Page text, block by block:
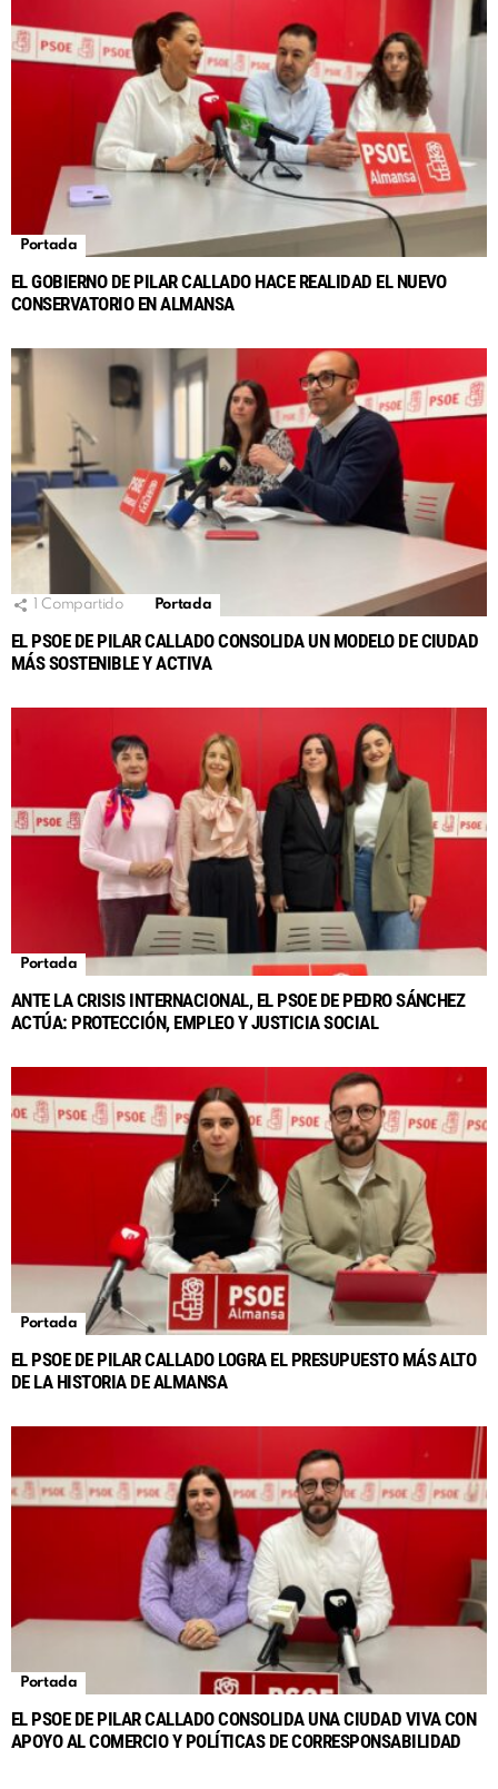
Portada
EL GOBIERNO DE PILAR CALLADO HACE REALIDAD EL NUEVO
CONSERVATORIO EN ALMANSA
Compartido Portada
EL PSOE DE PILAR CALLADO CONSOLIDA UN MODELO DE CIUDAD
MÁS SOSTENIBLE Y ACTIVA
Portada
ANTE LA CRISIS INTERNACIONAL, EL PSOE DE PEDRO SÁNCHEZ
ACTÚA: PROTECCIÓN, EMPLEO Y JUSTICIA SOCIAL
Portada
EL PSOE DE PILAR CALLADO LOGRA EL PRESUPUESTO MÁS ALTO
DE LA HISTORIA DE ALMANSA
Portada
EL PSOE DE PILAR CALLADO CONSOLIDA UNA CIUDAD VIVA CON
APOYO AL COMERCIO Y POLÍTICAS DE CORRESPONSABILIDAD